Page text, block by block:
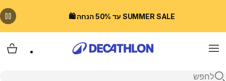
SUMMER SALE עד 50% הנחה 🛍️
Menu
פתיחת חיפוש